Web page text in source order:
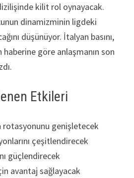
kilit rol oynayacak.
dinamizminin ligdeki
düşünüyor. İtalyan basını,
haberine göre anlaşmanın son
Etkileri
rotasyonunu genişletecek
çeşitlendirecek
güçlendirecek
avantaj sağlayacak